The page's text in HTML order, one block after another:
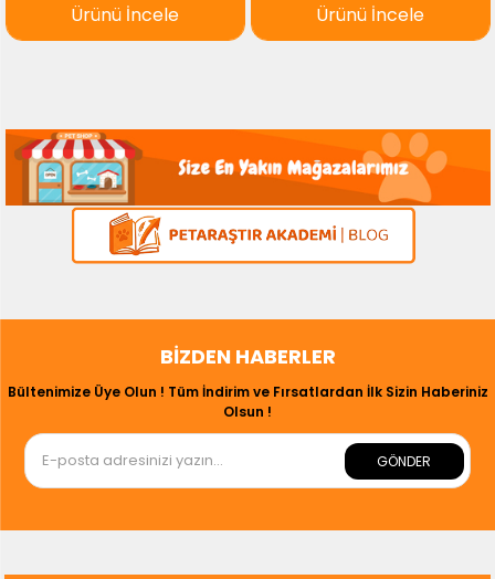
Ürünü İncele Ürünü İncele
BIZDEN HABERLER
Bültenimize Üye Olun ! Tüm İndirim ve Fırsatlardan İlk Sizin Haberiniz
Olsun !
GÖNDER